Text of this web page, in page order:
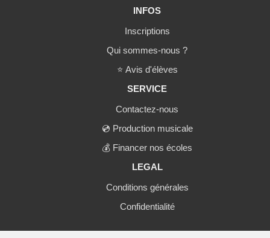
INFOS
Inscriptions
Qui sommes-nous ?
⭐ Avis d'élèves
SERVICE
Contactez-nous
💿 Production musicale
💰 Financer nos écoles
LEGAL
Conditions générales
Confidentialité